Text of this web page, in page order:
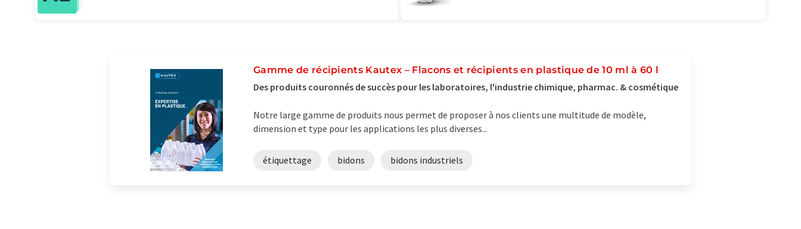
Gamme de récipients Kautex – Flacons et récipients en plastique de 10 ml à 60 l
Des produits couronnés de succès pour les laboratoires, l'industrie chimique, pharmac. & cosmétique
Notre large gamme de produits nous permet de proposer à nos clients une multitude de modèle,
dimension et type pour les applications les plus diverses...
étiquettage bidons bidons industriels